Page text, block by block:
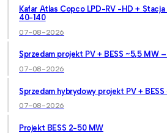
Kafar Atlas Copco LPD-RV -HD + Stacja
40-140
07-08-2026
Sprzedam projekt PV + BESS ~5,5 MW
07-08-2026
Sprzedam hybrydowy projekt PV +
07-08-2026
Projekt BESS 2-50 MW